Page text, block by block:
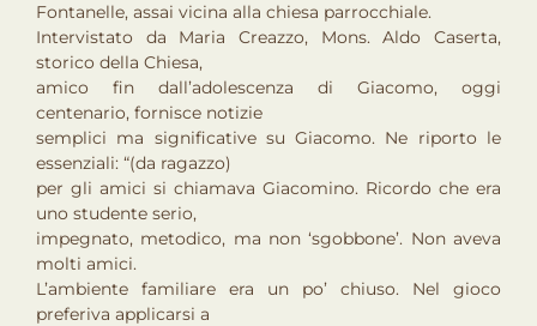
Fontanelle, assai vicina alla chiesa parrocchiale.
Intervistato da Maria Creazzo, Mons. Aldo Caserta,
storico della Chiesa,
amico fin dall’adolescenza di Giacomo, oggi
centenario, fornisce notizie
semplici ma significative su Giacomo. Ne riporto le
essenziali: “(da ragazzo)
per gli amici si chiamava Giacomino. Ricordo che era
uno studente serio,
impegnato, metodico, ma non ‘sgobbone’. Non aveva
molti amici.
L’ambiente familiare era un po’ chiuso. Nel gioco
preferiva applicarsi a